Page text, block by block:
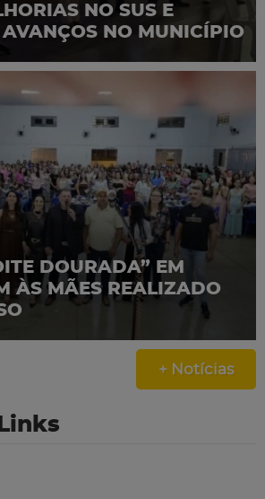
NO SUS E
NO MUNICÍPIO
DOURADA” EM
ÀS MÃES REALIZADO
+ Notícias